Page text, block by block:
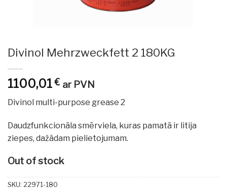
Divinol Mehrzweckfett 2 180KG
1100,01€ ar PVN
Divinol multi-purpose grease 2
Daudzfunkcionāla smērviela, kuras pamatā ir litija
ziepes, dažādam pielietojumam.
Out of stock
SKU: 22971-180